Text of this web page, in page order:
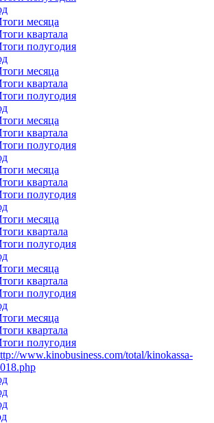
месяца
квартала
полугодия
месяца
квартала
полугодия
месяца
квартала
полугодия
месяца
квартала
полугодия
месяца
квартала
полугодия
месяца
квартала
полугодия
месяца
квартала
полугодия
www.kinobusiness.com/total/kinokassa-